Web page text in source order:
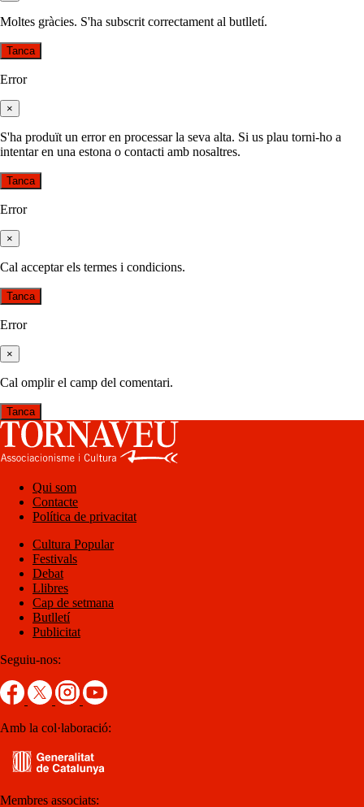
Moltes gràcies. S'ha subscrit correctament al butlletí.
Tanca
Error
×
S'ha produït un error en processar la seva alta. Si us plau torni-ho a
intentar en una estona o contacti amb nosaltres.
Tanca
Error
×
Cal acceptar els termes i condicions.
Tanca
Error
×
Cal omplir el camp del comentari.
Tanca
Qui som
Contacte
Política de privacitat
Cultura Popular
Festivals
Debat
Llibres
Cap de setmana
Butlletí
Publicitat
Seguiu-nos:
Amb la col·laboració:
Membres associats: